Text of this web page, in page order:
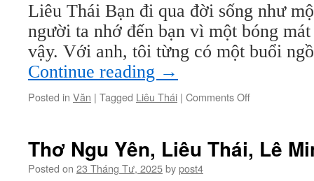
Liêu Thái Bạn đi qua đời sống như
người ta nhớ đến bạn vì một bóng
vậy. Với anh, tôi từng có một buổi
Continue reading →
Posted in Văn | Tagged Liêu Thái | Comments Offon
Tiến
Thơ Ngu Yên, Liêu Thái, Lê
Posted on 23 Tháng Tư, 2025bypost4